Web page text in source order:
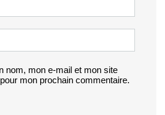
nom, mon e-mail et mon site
mon prochain commentaire.